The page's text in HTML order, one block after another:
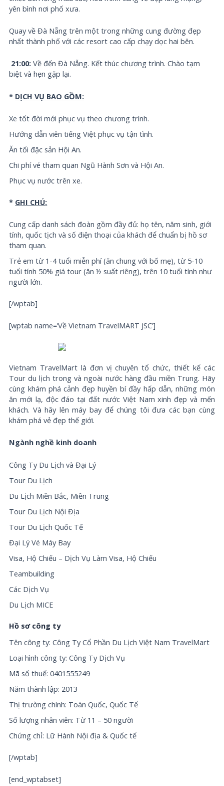
yên bình nơi phố xưa.
Quay về Đà Nẵng trên một trong những cung đường đẹp
nhất thành phố với các resort cao cấp chạy dọc hai bên.
21:00: Về đến Đà Nẵng. Kết thúc chương trình. Chào tạm
biệt và hẹn gặp lại.
* DỊCH VỤ BAO GỒM:
Xe tốt đời mới phục vụ theo chương trình.
Hướng dẫn viên tiếng Việt phục vụ tận tình.
Ăn tối đặc sản Hội An.
Chi phí vé tham quan Ngũ Hành Sơn và Hội An.
Phục vụ nước trên xe.
* GHI CHÚ:
Cung cấp danh sách đoàn gồm đầy đủ: họ tên, năm sinh, giới
tính, quốc tịch và số điện thoại của khách để chuẩn bị hồ sơ
tham quan.
Trẻ em từ 1-4 tuổi miễn phí (ăn chung với bố mẹ), từ 5-10
tuổi tính 50% giá tour (ăn ½ suất riêng), trên 10 tuổi tính như
người lớn.
[/wptab]
[wptab name=’Về Vietnam TravelMART JSC’]
Vietnam TravelMart là đơn vị chuyên tổ chức, thiết kế các
Tour du lịch trong và ngoài nước hàng đầu miền Trung. Hãy
cùng khám phá cảnh đẹp huyền bí đầy hấp dẫn, những món
ăn mới lạ, độc đáo tại đất nước Việt Nam xinh đẹp và mến
khách. Và hãy lên máy bay để chúng tôi đưa các bạn cùng
khám phá vẻ đẹp thế giới.
Ngành nghề kinh doanh
Công Ty Du Lịch và Đại Lý
Tour Du Lịch
Du Lịch Miền Bắc, Miền Trung
Tour Du Lịch Nội Địa
Tour Du Lịch Quốc Tế
Đại Lý Vé Máy Bay
Visa, Hộ Chiếu – Dịch Vụ Làm Visa, Hộ Chiếu
Teambuilding
Các Dịch Vụ
Du Lịch MICE
Hồ sơ công ty
Tên công ty: Công Ty Cổ Phần Du Lịch Việt Nam TravelMart
Loại hình công ty: Công Ty Dịch Vụ
Mã số thuế: 0401555249
Năm thành lập: 2013
Thị trường chính: Toàn Quốc, Quốc Tế
Số lượng nhân viên: Từ 11 – 50 người
Chứng chỉ: Lữ Hành Nội địa & Quốc tế
[/wptab]
[end_wptabset]